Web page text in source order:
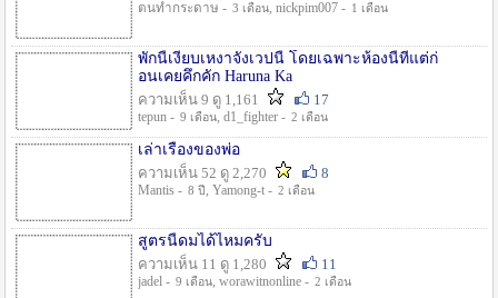
ตนทำกระดาษ - 3 เดือน, nickpim007 - 1 เดือน
พักนี้เงียบเหงาจังเวปนี้ โดยเฉพาะห้องนี้ที่แต่ก่
อนเคยคึกคัก Haruna Ka
ความเห็น 9 ดู 1,161
17
tepun - 9 เดือน, d1_fighter - 2 เดือน
เล่าเรื่องของพ่อ
ความเห็น 52 ดู 2,270
8
Mantis - 8 ปี , Yamong-t - 2 เดือน
สูตรนี้ดมได้ไหมครับ
ความเห็น 11 ดู 1,280
11
jadel - 9 เดือน, worawitnonline - 2 เดือน